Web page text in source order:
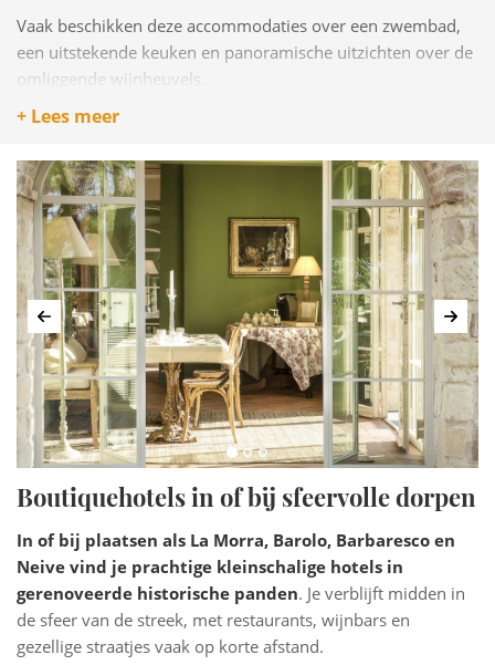
Vaak beschikken deze accommodaties over een zwembad,
een uitstekende keuken en panoramische uitzichten over de
omliggende wijnheuvels.
Een verblijf op zo'n locatie voegt echt iets extra's toe
+ Lees meer
Vorige
Boutiquehotels in of bij sfeervolle dorpen
In of bij plaatsen als La Morra, Barolo, Barbaresco en
Neive vind je prachtige kleinschalige hotels in
gerenoveerde historische panden. Je verblijft midden in
de sfeer van de streek, met restaurants, wijnbars en
gezellige straatjes vaak op korte afstand.